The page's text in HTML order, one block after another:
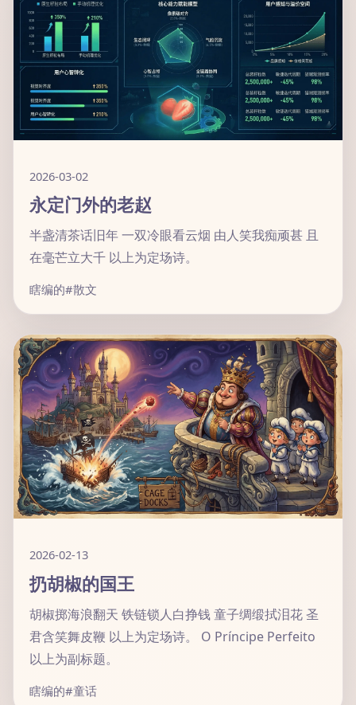
2026-03-02
永定门外的老赵
半盏清茶话旧年 一双冷眼看云烟 由人笑我痴顽甚 且
在毫芒立大千 以上为定场诗。
瞎编的#散文
2026-02-13
扔胡椒的国王
胡椒掷海浪翻天 铁链锁人白挣钱 童子绸缎拭泪花 圣
君含笑舞皮鞭 以上为定场诗。 O Príncipe Perfeito
以上为副标题。
瞎编的#童话